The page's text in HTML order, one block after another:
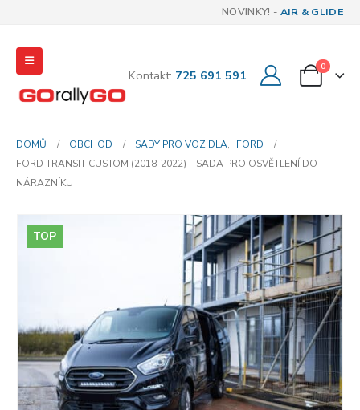
NOVINKY! - AIR & GLIDE
Kontakt: 725 691 591
0
DOMŮ OBCHOD SADY PRO VOZIDLA,
FORD
FORD TRANSIT CUSTOM (2018-2022) – SADA PRO OSVĚTLENÍ DO
NÁRAZNÍKU
TOP